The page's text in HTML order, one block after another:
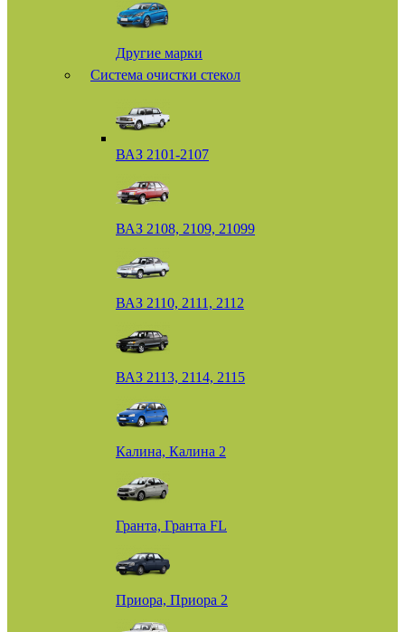
Другие марки
Система очистки стекол
ВАЗ 2101-2107
ВАЗ 2108, 2109, 21099
ВАЗ 2110, 2111, 2112
ВАЗ 2113, 2114, 2115
Калина, Калина 2
Гранта, Гранта FL
Приора, Приора 2